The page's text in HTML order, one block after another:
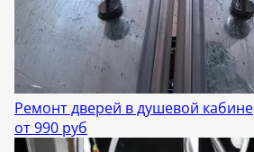
Ремонт дверей в душевой кабине
от 990 руб